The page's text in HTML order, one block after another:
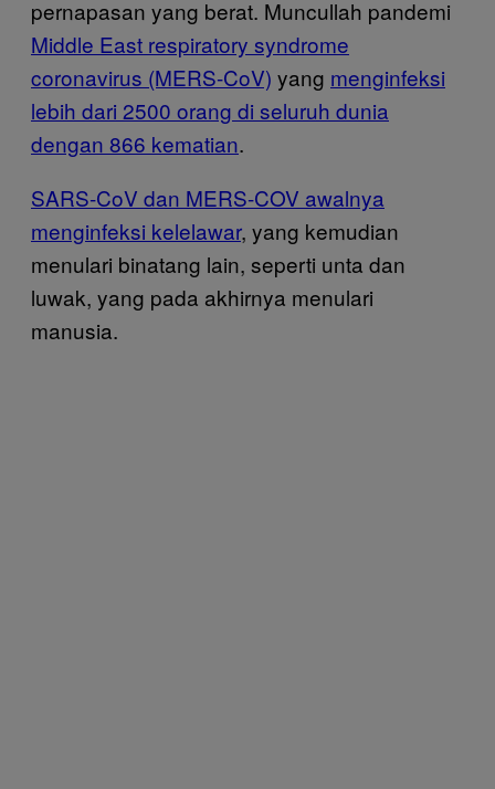
pernapasan yang berat. Muncullah pandemi
Middle East respiratory syndrome
coronavirus (MERS-CoV) yang menginfeksi
lebih dari 2500 orang di seluruh dunia
dengan 866 kematian.
SARS-CoV dan MERS-COV awalnya
menginfeksi kelelawar, yang kemudian
menulari binatang lain, seperti unta dan
luwak, yang pada akhirnya menulari
manusia.